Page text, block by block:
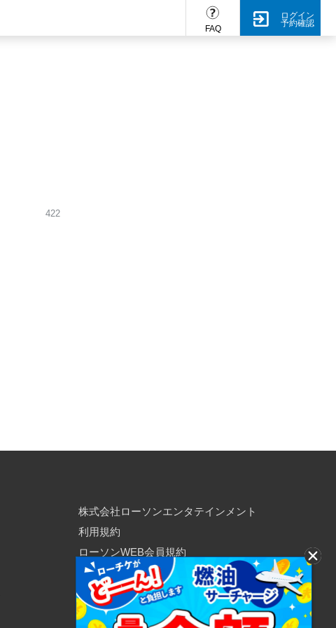
FAQ
ログイン
予約確認
422
株式会社ローソンエンタテインメント
利用規約
ローソンWEB会員規約
個人情報の取り扱いについて
個人情報保護方針